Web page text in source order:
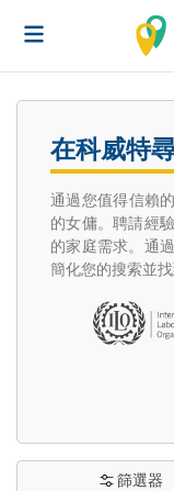
在科威特
通過您值得信賴
的女傭。聘請經
的家庭需求。通
簡化您的搜索並找
篩選器